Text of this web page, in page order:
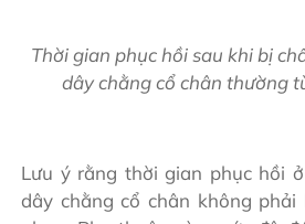
Thời gian phục hồi sau khi bị
dây chằng cổ chân thường
Lưu ý rằng thời gian phục hồi
dây chằng cổ chân không phải